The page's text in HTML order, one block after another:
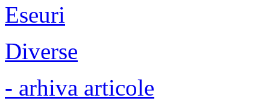
Eseuri
Diverse
- arhiva articole